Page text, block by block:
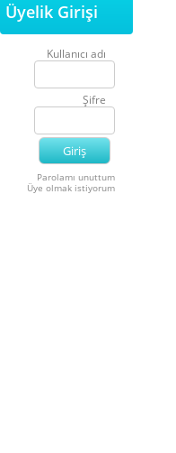
Üyelik Girişi
Kullanıcı adı
Şifre
Parolamı unuttum
Üye olmak istiyorum